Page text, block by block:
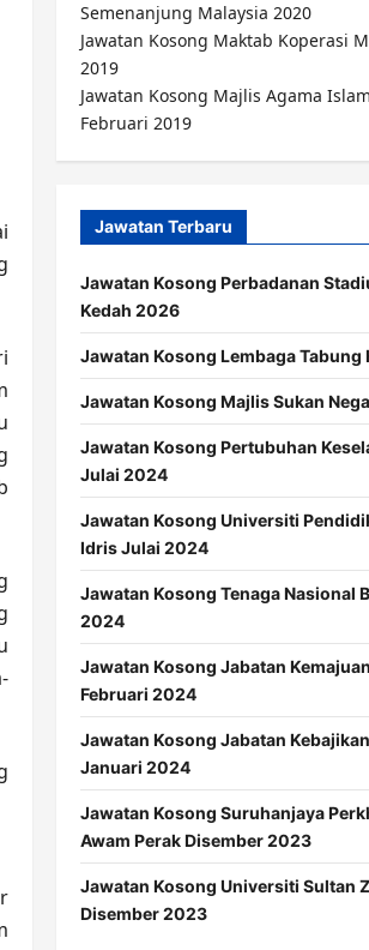
Semenanjung Malaysia 2020
Jawatan Kosong Maktab Koperasi
2019
Jawatan Kosong Majlis Agama
Februari 2019
Jawatan Terbaru
Jawatan Kosong Perbadanan
Kedah 2026
Jawatan Kosong Lembaga Tabung
Jawatan Kosong Majlis Sukan
Jawatan Kosong Pertubuhan
Julai 2024
Jawatan Kosong Universiti
Idris Julai 2024
Jawatan Kosong Tenaga Nasional
2024
Jawatan Kosong Jabatan
Februari 2024
Jawatan Kosong Jabatan
Januari 2024
Jawatan Kosong Suruhanjaya
Awam Perak Disember 2023
Jawatan Kosong Universiti Sultan
Disember 2023